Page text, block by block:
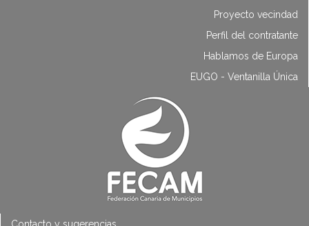
Proyecto vecindad
Perfil del contratante
Hablamos de Europa
EUGO - Ventanilla Única
Contacto y sugerencias